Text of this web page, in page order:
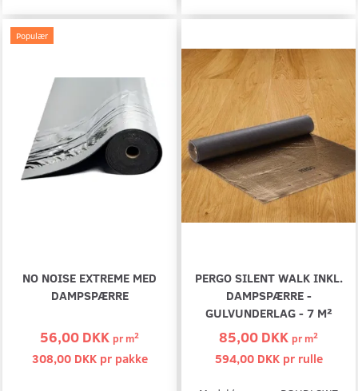
Populær
NO NOISE EXTREME MED
DAMPSPÆRRE
56,00 DKK prm2
308,00 DKK pr pakke
PERGO SILENT WALK INKL.
DAMPSPÆRRE -
GULVUNDERLAG - 7 M²
85,00 DKK prm2
594,00 DKK pr rulle